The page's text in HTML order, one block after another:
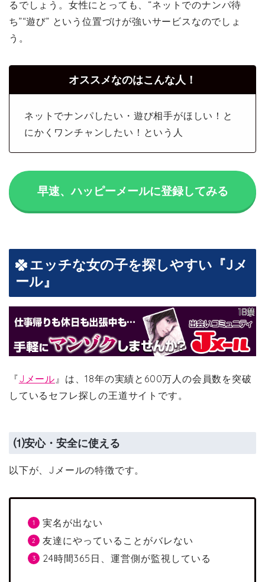
るでしょう。女性にとっても、“ネットでのナンパ待
ち”“遊び” という位置づけが強いサービスなのでしょ
う。
オススメなのはこんな人！
ネットでナンパしたい・遊び相手がほしい！と
にかくワンチャンしたい！という人
早速、ハッピーメールに登録してみる
エッチな女の子を探しやすい『Jメ
ール』
『Jメール』は、18年の実績と600万人の会員数を突破
しているセフレ探しの王道サイトです。
⑴安心・安全に使える
以下が、Jメールの特徴です。
実名が出ない
友達にやっていることがバレない
24時間365日、運営側が監視している